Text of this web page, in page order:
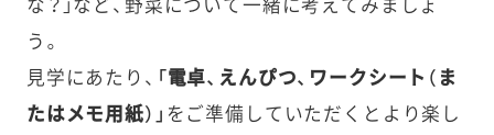
な？」など、野菜について一緒に考えてみましょ
う。
見学にあたり、 「電卓、えんぴつ、ワークシート（ま
たはメモ用紙）」 をご準備していただくとより楽し